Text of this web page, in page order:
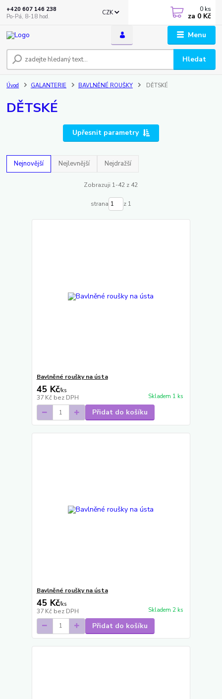
Menu
CZK
Hledat
+420 607 146 238
Po-Pá, 8-18 hod.
0 ks
za 0 Kč
Úvod GALANTERIE BAVLNĚNÉ ROUŠKY DĚTSKÉ
DĚTSKÉ
Upřesnit parametry
Nejnovější Nejlevnější Nejdražší
Zobrazuji 1-42 z 42
strana z 1
Bavlněné roušky na ústa
45 Kč/ks
37 Kč bez DPH Skladem 1 ks
Přidat do košíku
Bavlněné roušky na ústa
45 Kč/ks
37 Kč bez DPH Skladem 2 ks
Přidat do košíku